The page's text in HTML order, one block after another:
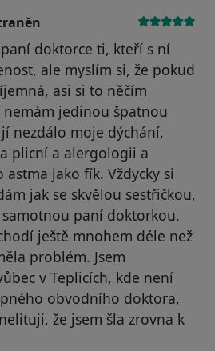
doktorce ti, kteří s ní
ale myslím si, že pokud
asi si to něčím
jedinou špatnou
nezdálo moje dýchání,
plicní a alergologii a
jako fík. Vždycky si
jak se skvělou sestřičkou,
paní doktorkou.
ještě mnohem déle než
problém. Jsem
v Teplicích, kde není
obvodního doktora,
že jsem šla zrovna k